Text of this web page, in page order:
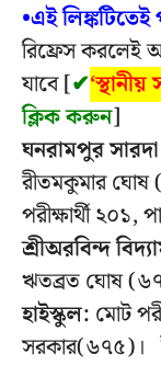
•এই
রিফ্রেস করলেই
যাবে [✔‘স্থানীয়
ক্লিক করুন]
ঘনরামপুর
রীতমকুমার
পরীক্ষার্থী
শ্রীঅরবিন্দ
ঋতব্রত ঘোষ
হাইস্কুল: মোট
সরকার(৬৭৫)।